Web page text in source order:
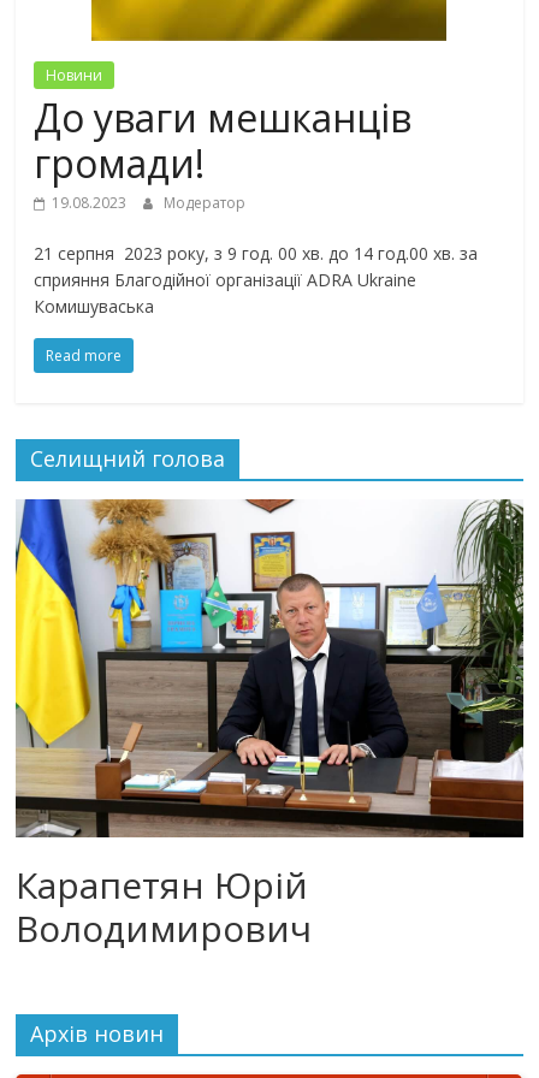
Новини
До уваги мешканців
громади!
19.08.2023 Модератор
21 серпня 2023 року, з 9 год. 00 хв. до 14 год.00 хв. за
сприяння Благодійної організації ADRA Ukraine
Комишуваська
Read more
Селищний голова
Карапетян Юрій
Володимирович
Архiв новин